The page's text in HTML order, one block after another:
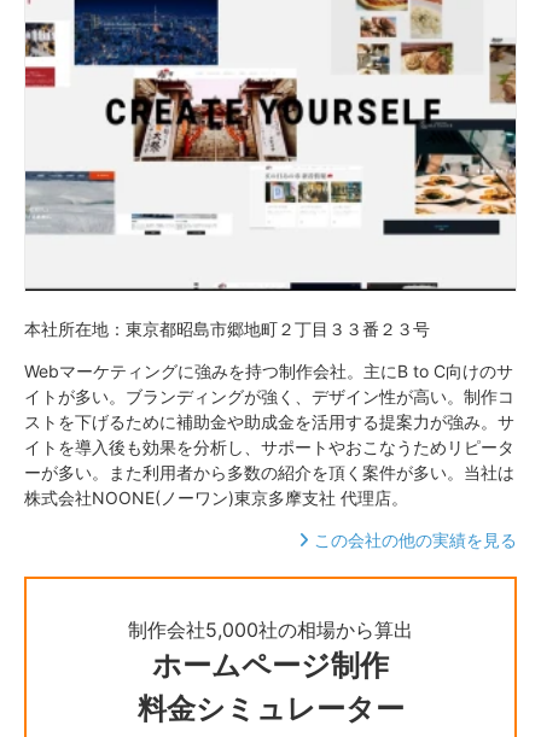
本社所在地：東京都昭島市郷地町２丁目３３番２３号
Webマーケティングに強みを持つ制作会社。主にB to C向けのサ
イトが多い。ブランディングが強く、デザイン性が高い。制作コ
ストを下げるために補助金や助成金を活用する提案力が強み。サ
イトを導入後も効果を分析し、サポートやおこなうためリピータ
ーが多い。また利用者から多数の紹介を頂く案件が多い。当社は
株式会社NOONE(ノーワン)東京多摩支社 代理店。
この会社の他の実績を見る
制作会社5,000社の相場から算出
ホームページ制作
料金シミュレーター